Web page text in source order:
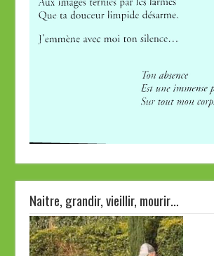
Naitre, grandir, vieillir, mourir…